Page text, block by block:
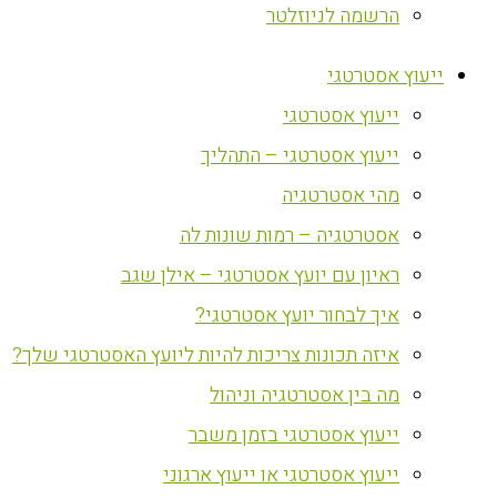
הרשמה לניוזלטר
ייעוץ אסטרטגי
ייעוץ אסטרטגי
ייעוץ אסטרטגי – התהליך
מהי אסטרטגיה
אסטרטגיה – רמות שונות לה
ראיון עם יועץ אסטרטגי – אילן שגב
איך לבחור יועץ אסטרטגי?
איזה תכונות צריכות להיות ליועץ האסטרטגי שלך?
מה בין אסטרטגיה וניהול
ייעוץ אסטרטגי בזמן משבר
ייעוץ אסטרטגי או ייעוץ ארגוני